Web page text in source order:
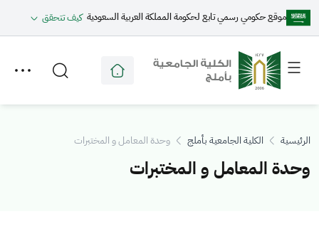
موقع حكومي رسمي تابع لحكومة المملكة العربية السعودية كيف تتحقق
Toggle
menu
Toggle
secondary
menu
الرئيسية الكلية الجامعية بأملج وحدة المعامل و المختبرات
وحدة المعامل و المختبرات